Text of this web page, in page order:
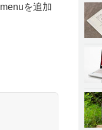
を追加